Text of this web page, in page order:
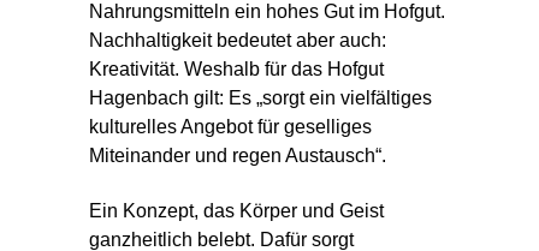
Nahrungsmitteln ein hohes Gut im Hofgut.
Nachhaltigkeit bedeutet aber auch:
Kreativität. Weshalb für das Hofgut
Hagenbach gilt: Es „sorgt ein vielfältiges
kulturelles Angebot für geselliges
Miteinander und regen Austausch“.
Ein Konzept, das Körper und Geist
ganzheitlich belebt. Dafür sorgt